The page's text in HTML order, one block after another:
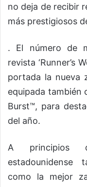
no deja de recibir
más prestigiosos
. El número de
revista ‘Runner’s
portada la nueva
equipada también
Burst™, para
del año.
A principios
estadounidense
como la mejor